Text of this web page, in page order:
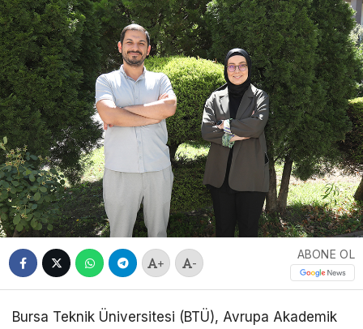
+ -
ABONE OL
Bursa Teknik Üniversitesi (BTÜ), Avrupa Akademik